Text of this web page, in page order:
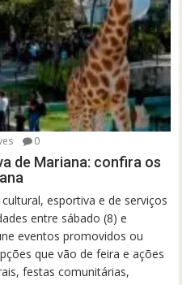
0
de Mariana: confira os
esportiva e de serviços
entre sábado (8) e
eventos promovidos ou
que vão de feira e ações
festas comunitárias,